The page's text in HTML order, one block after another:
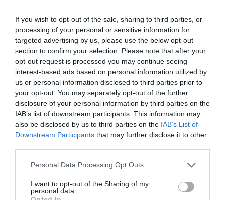
If you wish to opt-out of the sale, sharing to third parties, or
processing of your personal or sensitive information for
targeted advertising by us, please use the below opt-out
section to confirm your selection. Please note that after your
opt-out request is processed you may continue seeing
interest-based ads based on personal information utilized by
us or personal information disclosed to third parties prior to
your opt-out. You may separately opt-out of the further
disclosure of your personal information by third parties on the
IAB’s list of downstream participants. This information may
also be disclosed by us to third parties on the IAB’s List of
Downstream Participants that may further disclose it to other
Please note that this website/app uses one or more Google
not limited to your visit or usage behaviour. You may click to
grant or deny consent to Google and its third-party tags to
Personal Data Processing Opt Outs
I want to opt-out of the Sharing of my
personal data.
Εορτολόγιο: Ποιοι γιορτάζουν σήμερα
Πώς το πράσινο τσάι μπορεί να υποστηρίξει την υγεία
του ήπατος
Υψηλή χοληστερίνη: Οι τροφές που πρέπει να
αποφεύγουμε
ΟΛΕΣ ΟΙ ΕΙΔΗΣΕΙΣ →
διαβάστε ακόμη